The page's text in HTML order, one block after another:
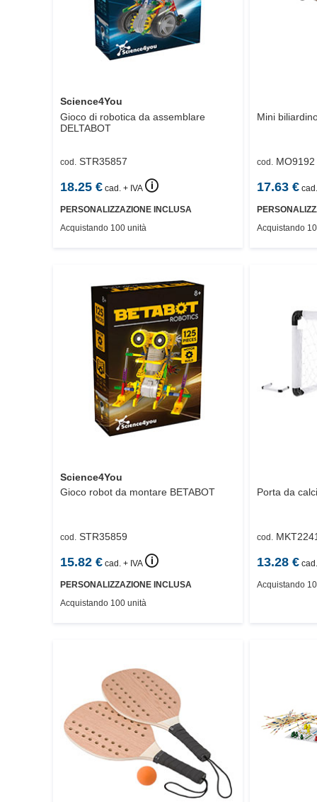
Science4You
Gioco di robotica da assemblare
DELTABOT
cod. STR35857
18.25 € cad. + IVA 🛈
PERSONALIZZAZIONE INCLUSA
Acquistando 100 unità
Mini
cod. MO9192
17.63€
Acquistando
Science4You
Gioco robot da montare BETABOT
cod. STR35859
15.82 € cad. + IVA 🛈
PERSONALIZZAZIONE INCLUSA
Acquistando 100 unità
Porta da
cod.
13.28€
Acquistando